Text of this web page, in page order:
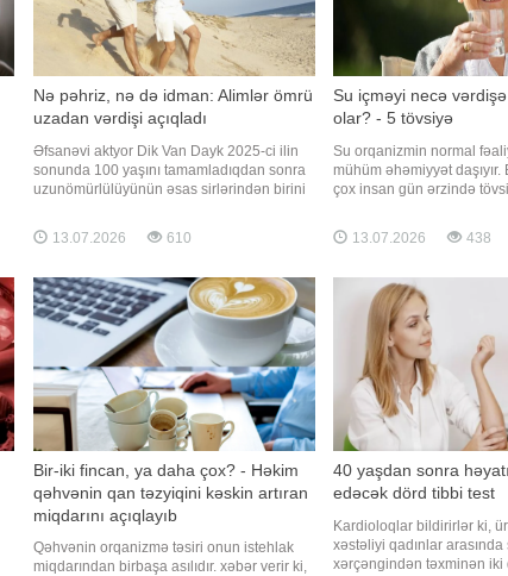
Nə pəhriz, nə də idman: Alimlər ömrü
uzadan vərdişi açıqladı
Əfsanəvi aktyor Dik Van Dayk 2025-ci ilin
sonunda 100 yaşını tamamladıqdan sonra
uzunömürlülüyünün əsas sirlərindən birini
amil elmi araşdırmalarla da təsdiqlənib.
Qaynarinfo-nun "ScienceAlert" nəşri
13.07.2026 610
Su içməyi necə
olar? - 5 tövsiyə
Su orqanizmin normal
mühüm əhəmiyyət
çox insan gün ərzində
nəşrinə istinadən xəbər
su içməyi gündəlik vərdişə
bölüşüblər. Diyetolo
13.07.2026 438
Bir-iki fincan, ya daha çox? - Həkim
qəhvənin qan təzyiqini kəskin artıran
miqdarını açıqlayıb
Qəhvənin orqanizmə təsiri onun istehlak
miqdarından birbaşa asılıdır. xəbər verir ki,
40 yaşdan sonra
edəcək dörd tibbi test
Kardioloqlar bildirirlər ki,
xəstəliyi qadınlar arasında
xərçəngindən təxminən iki